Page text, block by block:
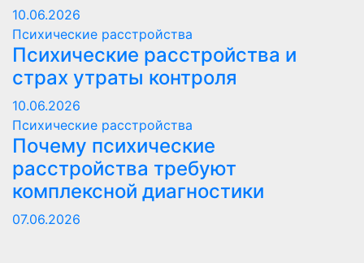
10.06.2026
Психические расстройства
Психические расстройства и
страх утраты контроля
10.06.2026
Психические расстройства
Почему психические
расстройства требуют
комплексной диагностики
07.06.2026